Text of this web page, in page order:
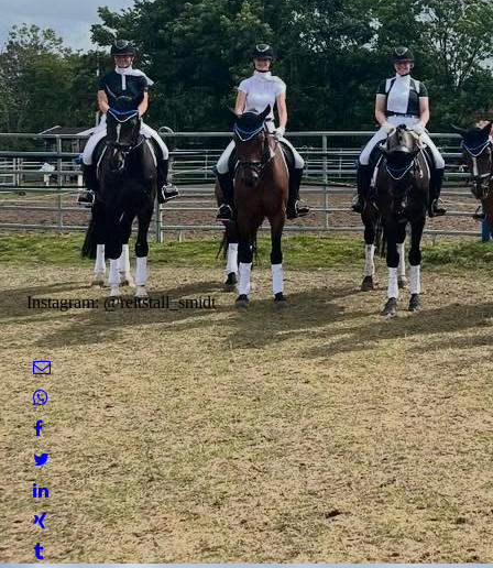
Instagram: @reitstall_smidt